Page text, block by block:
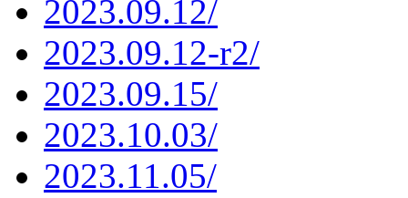
2023.09.12/
2023.09.12-r2/
2023.09.15/
2023.10.03/
2023.11.05/